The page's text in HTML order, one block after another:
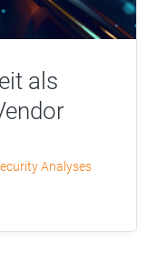
als
Analyses